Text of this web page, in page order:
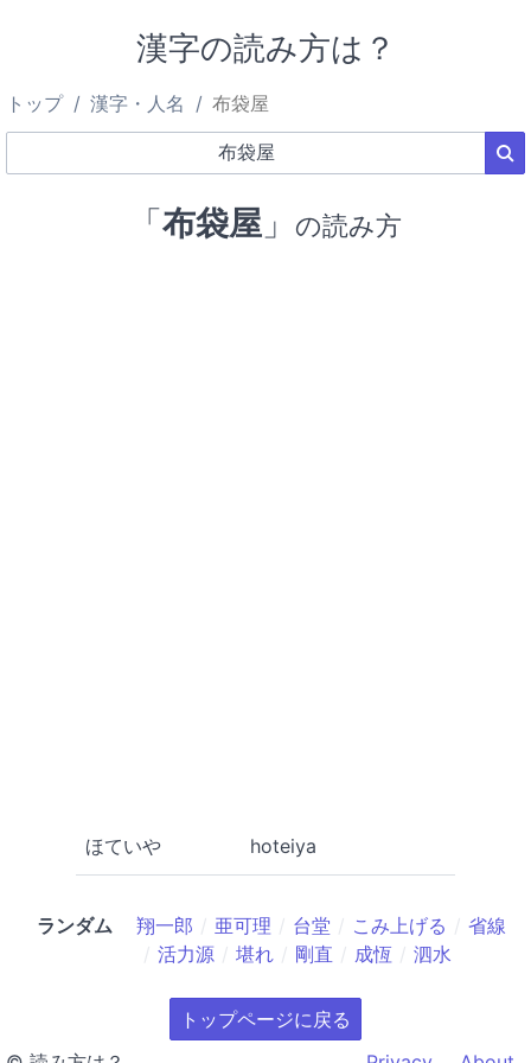
漢字の読み方は？
トップ 漢字・人名 布袋屋
「布袋屋 」 の読み方
ほていや hoteiya
ランダム 翔一郎 亜可理 台堂 こみ上げる
省線
活力源
堪れ 剛直 成恆 泗水
トップページに戻る